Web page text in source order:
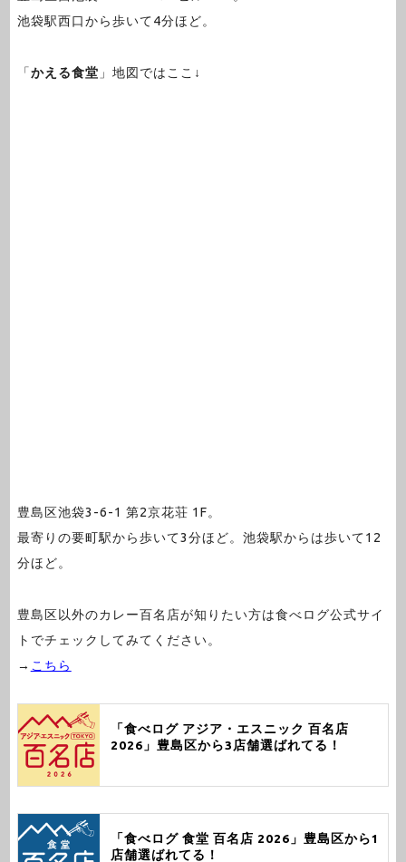
池袋駅西口から歩いて4分ほど。
「かえる食堂 」地図ではここ↓
豊島区池袋3-6-1 第2京花荘 1F。
最寄りの要町駅から歩いて3分ほど。池袋駅からは歩いて12
分ほど。
豊島区以外のカレー百名店が知りたい方は食べログ公式サイ
トでチェックしてみてください。
→ こちら
「食べログ アジア・エスニック 百名店
2026」豊島区から3店舗選ばれてる！
「食べログ 食堂 百名店 2026」豊島区から1
店舗選ばれてる！